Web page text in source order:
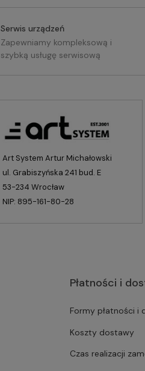
Serwis urządzeń
Zapewniamy kompleksową i
szybką usługę serwisową
Art System Artur Michałowski
ul. Grabiszyńska 241 bud. E
53-234 Wrocław
NIP: 895-161-80-28
Płatności i
Formy płatności i
Koszty dostawy
Czas realizacji